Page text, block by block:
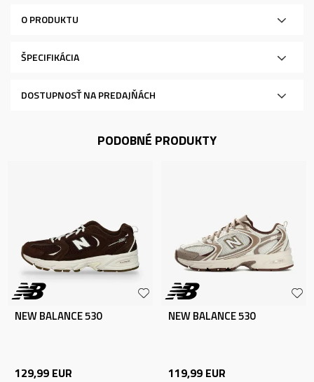
O PRODUKTU
ŠPECIFIKÁCIA
DOSTUPNOSŤ NA PREDAJŇÁCH
PODOBNÉ PRODUKTY
NEW BALANCE 530
129,99 EUR
NEW BALANCE 530
119,99 EUR